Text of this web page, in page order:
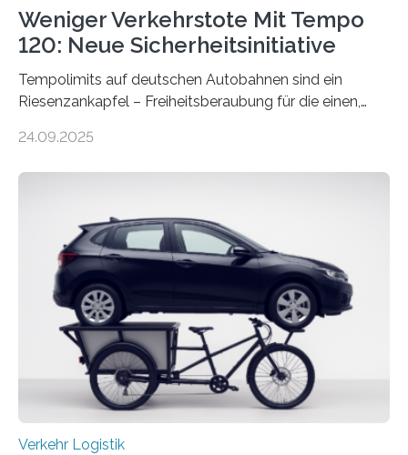
Weniger Verkehrstote Mit Tempo
120: Neue Sicherheitsinitiative
Tempolimits auf deutschen Autobahnen sind ein
Riesenzankapfel – Freiheitsberaubung für die einen,
Nach rund 50 Jahren hat eine Wissenschaftlerin der
die Zahl der Verkehrstoten sogar um 35 Prozent. Die
Studie ist in der Zeitschrift Transportation Research
Part A: Policy and Practice vom 5. August 2025 online
veröffentlicht. Die deutschen Autobahnen sind…
24.09.2025
Verkehr Logistik